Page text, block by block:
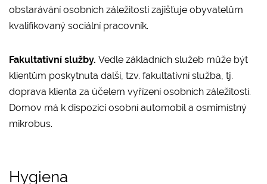
obstarávání osobních záležitostí zajišťuje obyvatelům
kvalifikovaný sociální pracovník.
Fakultativní služby. Vedle základních služeb může být
klientům poskytnuta další, tzv. fakultativní služba, tj.
doprava klienta za účelem vyřízení osobních záležitostí.
Domov má k dispozici osobní automobil a osmimístný
mikrobus.
Hygiena